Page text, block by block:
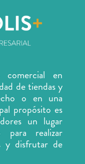
en
de tiendas y
o en una
propósito es
un lugar
para realizar
y disfrutar de